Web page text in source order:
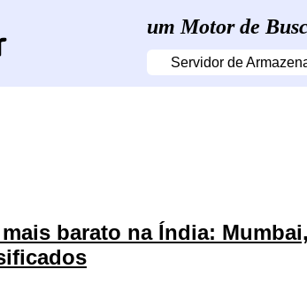
um Motor de
Servidor de
mais barato na Índia: